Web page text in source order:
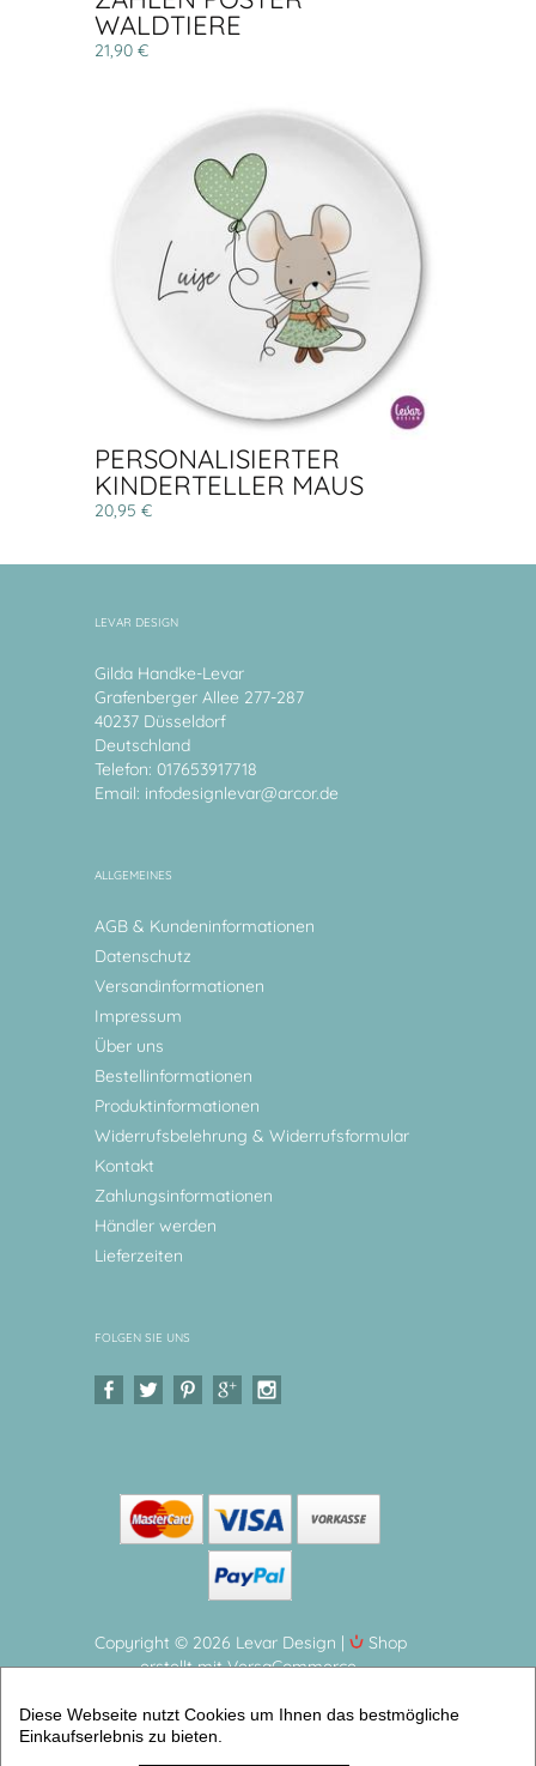
WALDTIERE
21,90 €
PERSONALISIERTER
KINDERTELLER MAUS
20,95 €
LEVAR DESIGN
Gilda Handke-Levar
Grafenberger Allee 277-287
40237 Düsseldorf
Deutschland
Telefon: 017653917718
Email: infodesignlevar@arcor.de
ALLGEMEINES
AGB & Kundeninformationen
Datenschutz
Versandinformationen
Impressum
Über uns
Bestellinformationen
Produktinformationen
Widerrufsbelehrung & Widerrufsformular
Kontakt
Zahlungsinformationen
Händler werden
Lieferzeiten
FOLGEN SIE UNS
Copyright © 2026 Levar Design |
Shop
erstellt mit VersaCommerce.
Regenbogen Kinderteller, Babyteller aus Melamin, 2
teilig, BPA frei (2er Geschirrset) | Artikelnummer: 1205-
Diese Webseite nutzt Cookies um Ihnen das bestmögliche
Einkaufserlebnis zu bieten.